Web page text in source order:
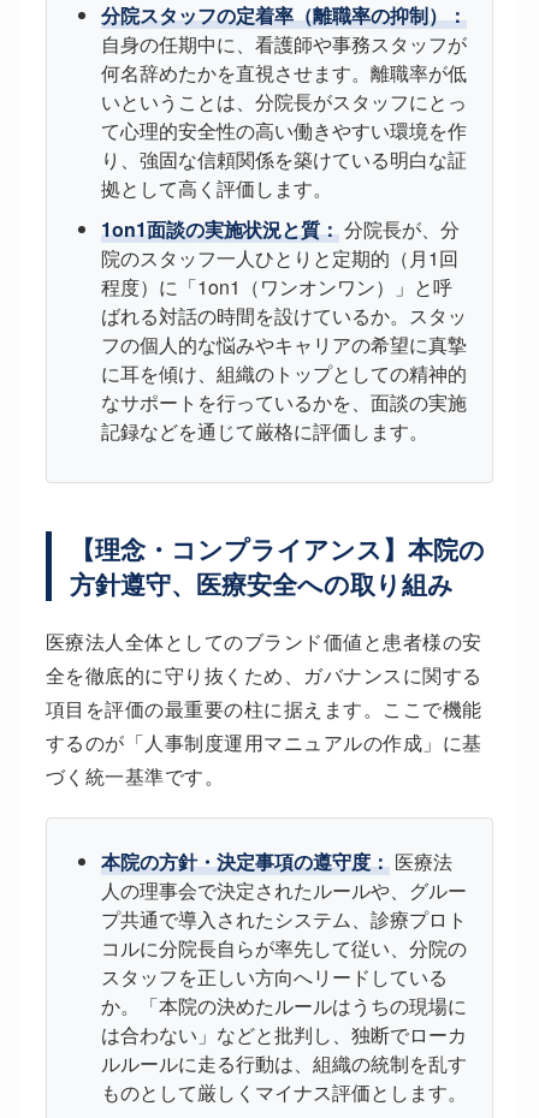
分院スタッフの定着率（離職率の抑制）：
自身の任期中に、看護師や事務スタッフが
何名辞めたかを直視させます。離職率が低
いということは、分院長がスタッフにとっ
て心理的安全性の高い働きやすい環境を作
り、強固な信頼関係を築けている明白な証
拠として高く評価します。
1on1面談の実施状況と質：分院長が、分
院のスタッフ一人ひとりと定期的（月1回
程度）に「1on1（ワンオンワン）」と呼
ばれる対話の時間を設けているか。スタッ
フの個人的な悩みやキャリアの希望に真摯
に耳を傾け、組織のトップとしての精神的
なサポートを行っているかを、面談の実施
記録などを通じて厳格に評価します。
【理念・コンプライアンス】本院の
方針遵守、医療安全への取り組み
医療法人全体としてのブランド価値と患者様の安
全を徹底的に守り抜くため、ガバナンスに関する
項目を評価の最重要の柱に据えます。ここで機能
するのが「人事制度運用マニュアルの作成」に基
づく統一基準です。
本院の方針・決定事項の遵守度：医療法
人の理事会で決定されたルールや、グルー
プ共通で導入されたシステム、診療プロト
コルに分院長自らが率先して従い、分院の
スタッフを正しい方向へリードしている
か。「本院の決めたルールはうちの現場に
は合わない」などと批判し、独断でローカ
ルルールに走る行動は、組織の統制を乱す
ものとして厳しくマイナス評価とします。